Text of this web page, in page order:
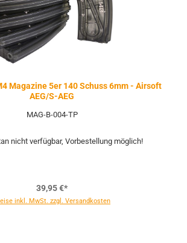
Magazine 5er 140 Schuss 6mm - Airsoft
AEG/S-AEG
MAG-B-004-TP
nicht verfügbar, Vorbestellung möglich!
39,95 €*
inkl. MwSt. zzgl. Versandkosten